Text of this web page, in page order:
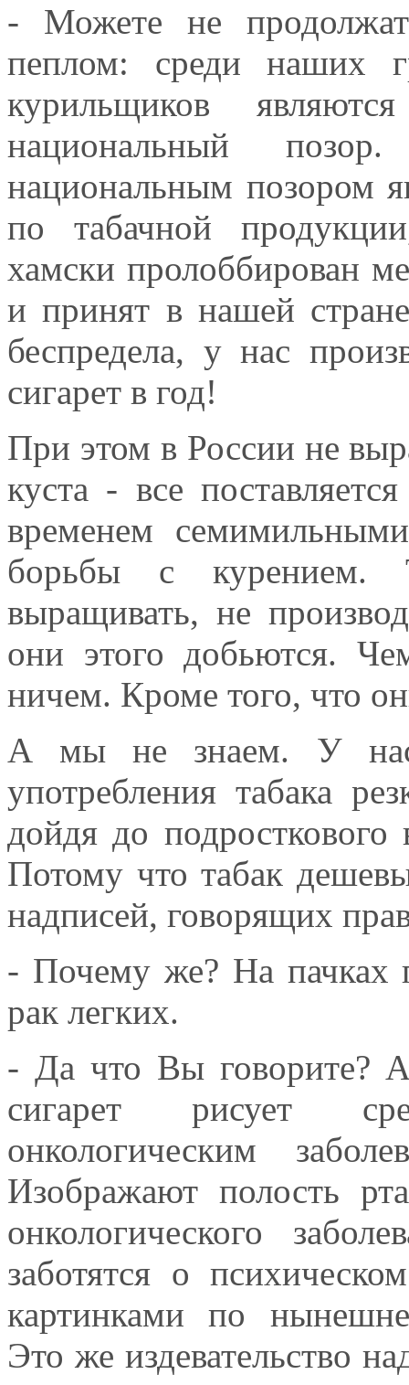
- Можете не
пеплом: среди наших
курильщиков
национальный
национальным позором
по табачной
хамски пролоббирован
и принят в нашей
беспредела, у нас
сигарет в год!
При этом в России не
куста - все
временем
борьбы с курением.
выращивать, не
они этого добьются.
ничем. Кроме того, что
А мы не знаем. У нас
употребления табака
дойдя до подросткового
Потому что табак
надписей, говорящих
- Почему же? На пачках
рак легких.
- Да что Вы говорите?
сигарет рисует
онкологическим
Изображают полость
онкологического
заботятся о
картинками по
Это же издевательство